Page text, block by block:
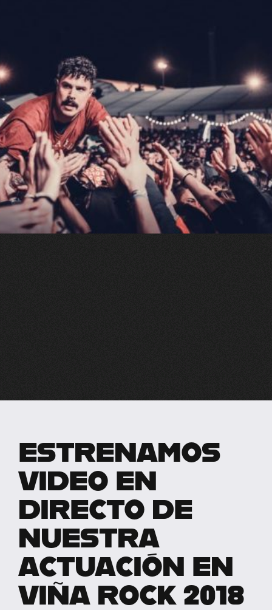
ESTRENAMOS
VIDEO EN
DIRECTO DE
NUESTRA
ACTUACIÓN EN
VIÑA ROCK 2018